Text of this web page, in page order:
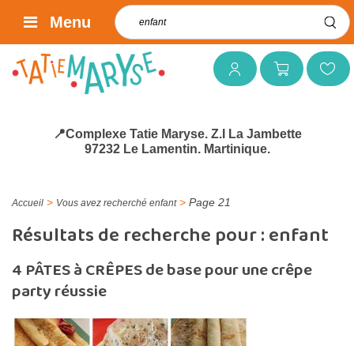
Mon compteMon panierMes favoris
Rechercher :
Menu
📍Complexe Tatie Maryse. Z.I La Jambette
97232 Le Lamentin. Martinique.
Accueil > Vous avez recherché enfant> Page 21
Résultats de recherche pour :enfant
4 PÂTES à CRÊPES de base pour une crêpe
party réussie